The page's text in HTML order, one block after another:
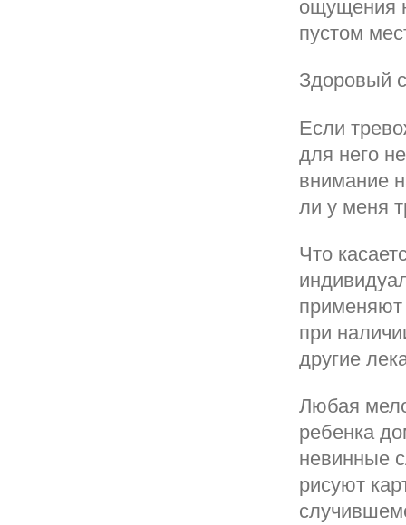
ощущения
пустом
Здоровый
Если
для него
внимание
ли у меня
Что
применяют
при
другие
Любая
ребенка
невинные
рисуют